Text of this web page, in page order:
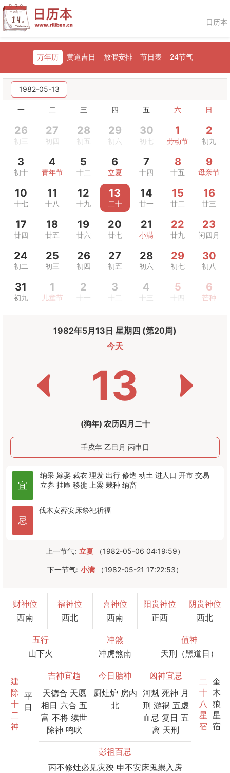
日历本
万年历 黄道吉日 放假安排 节日表 24节气
1982-05-13
一 二 三 四 五 六 日
26
初三
27
初四
28
初五
29
初六
30
初七
1
劳动节
2
初九
3
初十
4
青年节
5
十二
6
立夏
7
十四
8
十五
9
母亲节
10
十七
11
十八
12
十九
13
二十
14
廿一
15
廿二
16
廿三
17
廿四
18
廿五
19
廿六
20
廿七
21
小满
22
廿九
23
闰四月
24
初二
25
初三
26
初四
27
初五
28
初六
29
初七
30
初八
31
初九
1
儿童节
2
十一
3 4 5
十四
6
芒种
1982年5月13日 星期四 (第20周)
今天
13
(狗年) 农历四月二十
壬戌年 乙巳月 丙申日
宜
纳采 嫁娶 裁衣 理发 出行 修造 动土 进人口 开市 交易
立券 挂匾 移徙 上梁 栽种 纳畜
忌
伐木安葬安床祭祀祈福
上一节气: 立夏 （1982-05-06 04:19:59）
下一节气: 小满 （1982-05-21 17:22:53）
财神位
西南
福神位
西北
喜神位
西南
阳贵神位
正西
阴贵神位
西北
五行
山下火
冲煞
冲虎煞南
值神
天刑（黑道日）
建
除
十
二
神
平
日
吉神宜趋
天德合 天愿
相日 六合 五
富 不将 续世
除神 鸣吠
今日胎神
厨灶炉 房内
北
凶神宜忌
河魁 死神 月
刑 游祸 五虚
血忌 复日 五
离 天刑
彭祖百忌
丙不修灶必见灾殃 申不安床鬼祟入房
二
十
八
星
宿
奎
木
狼
星
宿